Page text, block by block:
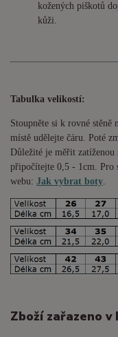
kožených piškotů
kůži.
Tabulka velikostí:
Stoupněte si k rovné stěně
místě udělejte čáru. Poté
Důležité je měřit zatíženou
připočítejte 0,5 - 1cm .
webu: Jak vybrat boty
Zboží zařazeno